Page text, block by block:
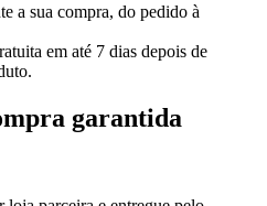
a sua compra, do pedido à
em até 7 dias depois de
garantida